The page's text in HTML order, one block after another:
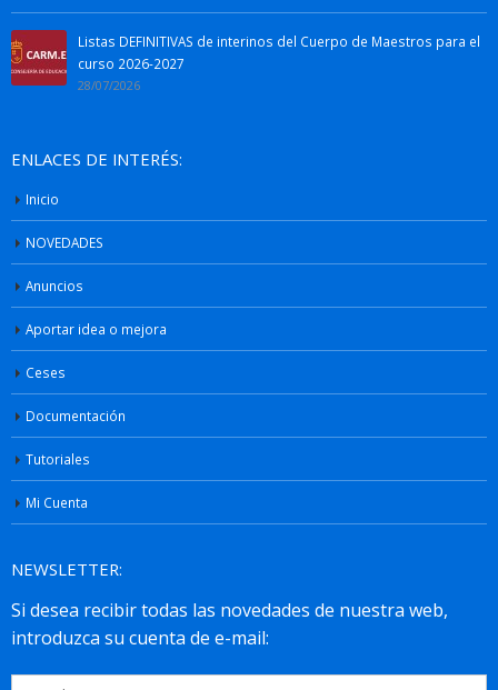
Listas DEFINITIVAS de interinos del Cuerpo de Maestros para el
curso 2026-2027
28/07/2026
ENLACES DE INTERÉS:
Inicio
NOVEDADES
Anuncios
Aportar idea o mejora
Ceses
Documentación
Tutoriales
Mi Cuenta
NEWSLETTER: